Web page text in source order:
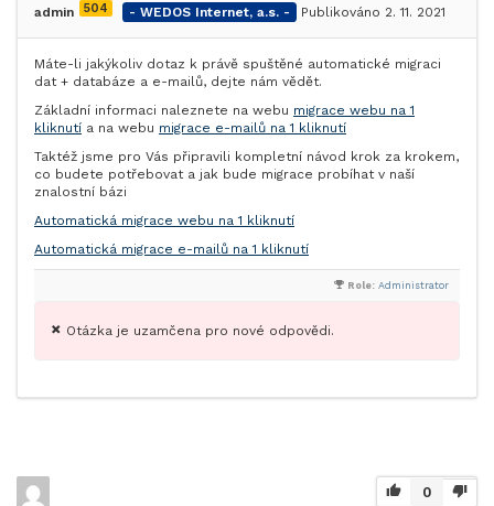
admin 504 - WEDOS Internet, a.s. - Publikováno 2. 11. 2021
Máte-li jakýkoliv dotaz k právě spuštěné automatické migraci
dat + databáze a e-mailů, dejte nám vědět.
Základní informaci naleznete na webu migrace webu na 1
kliknutí a na webu migrace e-mailů na 1 kliknutí
Taktéž jsme pro Vás připravili kompletní návod krok za krokem,
co budete potřebovat a jak bude migrace probíhat v naší
znalostní bázi
Automatická migrace webu na 1 kliknutí
Automatická migrace e-mailů na 1 kliknutí
Role: Administrator
Otázka je uzamčena pro nové odpovědi.
0